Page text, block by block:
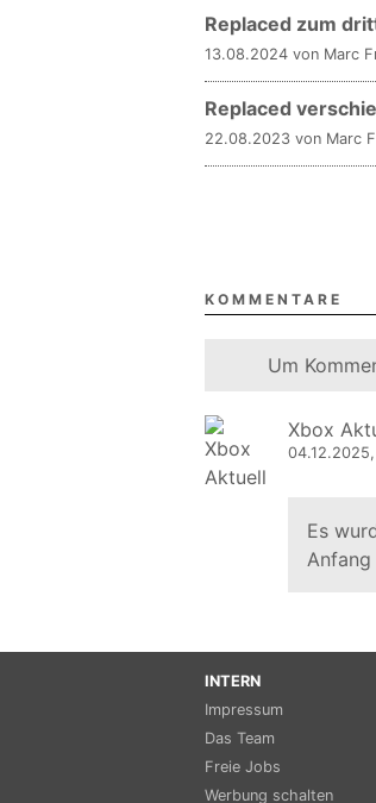
Replaced zum
13.08.2024 von Marc
Replaced
22.08.2023 von Marc
KOMMENTARE
Um
Xbox
Es
Anfang
INTERN
Impressum
Das Team
Freie Jobs
Werbung schalten